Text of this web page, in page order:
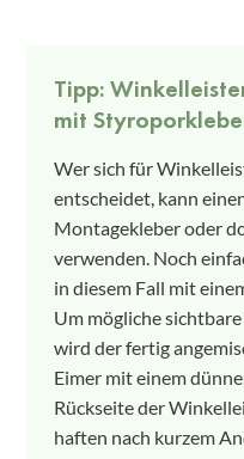
Tipp:
mit
Wer sich für
entscheidet, kann
Montagekleber oder
verwenden. Noch
in diesem Fall mit
Um mögliche
wird der fertig
Eimer mit einem
Rückseite der
haften nach kurzem